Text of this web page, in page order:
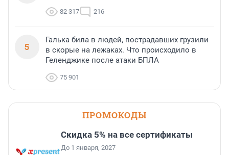
82 317 216
5
Галька била в людей, пострадавших грузили
в скорые на лежаках. Что происходило в
Геленджике после атаки БПЛА
75 901
ПРОМОКОДЫ
Скидка 5% на все сертификаты
До 1 января, 2027